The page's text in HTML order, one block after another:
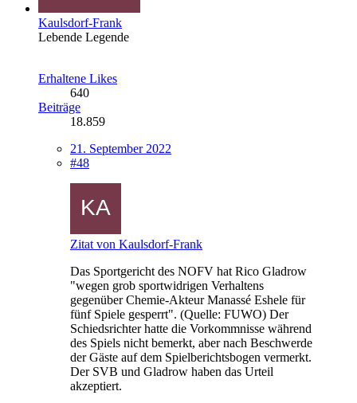
Kaulsdorf-Frank
Lebende Legende
Erhaltene Likes
640
Beiträge
18.859
21. September 2022
#48
Zitat von Kaulsdorf-Frank
Das Sportgericht des NOFV hat Rico Gladrow
"wegen grob sportwidrigen Verhaltens
gegenüber Chemie-Akteur Manassé Eshele für
fünf Spiele gesperrt". (Quelle: FUWO) Der
Schiedsrichter hatte die Vorkommnisse während
des Spiels nicht bemerkt, aber nach Beschwerde
der Gäste auf dem Spielberichtsbogen vermerkt.
Der SVB und Gladrow haben das Urteil
akzeptiert.